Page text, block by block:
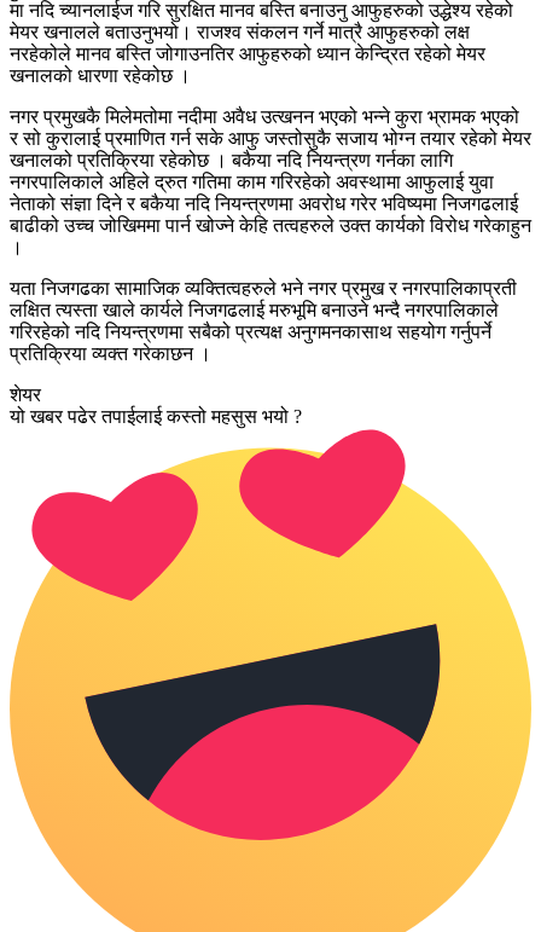
मा नदि च्यानलाईज गरि सुरक्षित मानव बस्ति बनाउनु आफुहरुको उद्धेश्य रहेको
मेयर खनालले बताउनुभयो। राजश्व संकलन गर्ने मात्रै आफुहरुको लक्ष
नरहेकोले मानव बस्ति जोगाउनतिर आफुहरुको ध्यान केन्द्रित रहेको मेयर
खनालको धारणा रहेकोछ ।
नगर प्रमुखकै मिलेमतोमा नदीमा अवैध उत्खनन भएको भन्ने कुरा भ्रामक भएको
र सो कुरालाई प्रमाणित गर्न सके आफु जस्तोसुकै सजाय भोग्न तयार रहेको मेयर
खनालको प्रतिक्रिया रहेकोछ । बकैया नदि नियन्त्रण गर्नका लागि
नगरपालिकाले अहिले द्रुत गतिमा काम गरिरहेको अवस्थामा आफुलाई युवा
नेताको संज्ञा दिने र बकैया नदि नियन्त्रणमा अवरोध गरेर भविष्यमा निजगढलाई
बाढीको उच्च जोखिममा पार्न खोज्ने केहि तत्वहरुले उक्त कार्यको विरोध गरेकाहुन
।
यता निजगढका सामाजिक व्यक्तित्वहरुले भने नगर प्रमुख र नगरपालिकाप्रती
लक्षित त्यस्ता खाले कार्यले निजगढलाई मरुभूमि बनाउने भन्दै नगरपालिकाले
गरिरहेको नदि नियन्त्रणमा सबैको प्रत्यक्ष अनुगमनकासाथ सहयोग गर्नुपर्ने
प्रतिक्रिया व्यक्त गरेकाछन ।
शेयर
यो खबर पढेर तपाईलाई कस्तो महसुस भयो ?